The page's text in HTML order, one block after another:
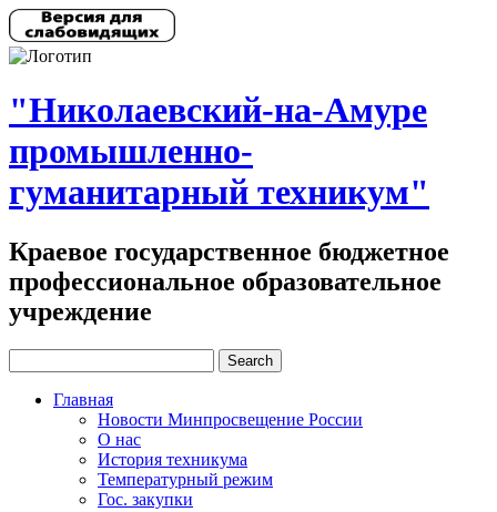
"Николаевский-на-Амуре
промышленно-
гуманитарный техникум"
Краевое государственное бюджетное
профессиональное образовательное
учреждение
Главная
Новости Минпросвещение России
О нас
История техникума
Температурный режим
Гос. закупки